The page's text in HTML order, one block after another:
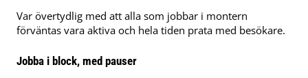
Var övertydlig med att alla som jobbar i montern
förväntas vara aktiva och hela tiden prata med besökare.
Jobba i block, med pauser